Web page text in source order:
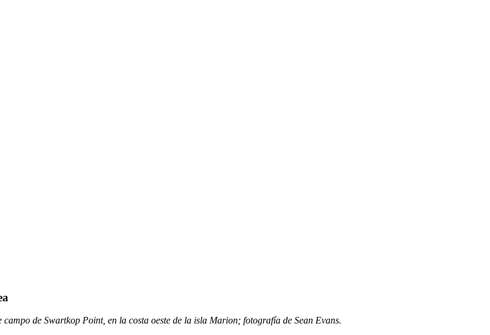
de Swartkop Point, en la costa oeste de la isla Marion; fotografía de Sean Evans.